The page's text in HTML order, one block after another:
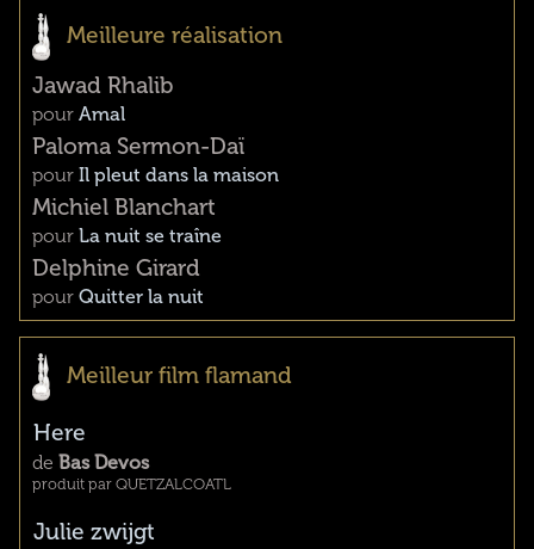
Meilleure réalisation
Jawad Rhalib
pour Amal
Paloma Sermon-Daï
pour Il pleut dans la maison
Michiel Blanchart
pour La nuit se traîne
Delphine Girard
pour Quitter la nuit
Meilleur film flamand
Here
de Bas Devos
produit par QUETZALCOATL
Julie zwijgt